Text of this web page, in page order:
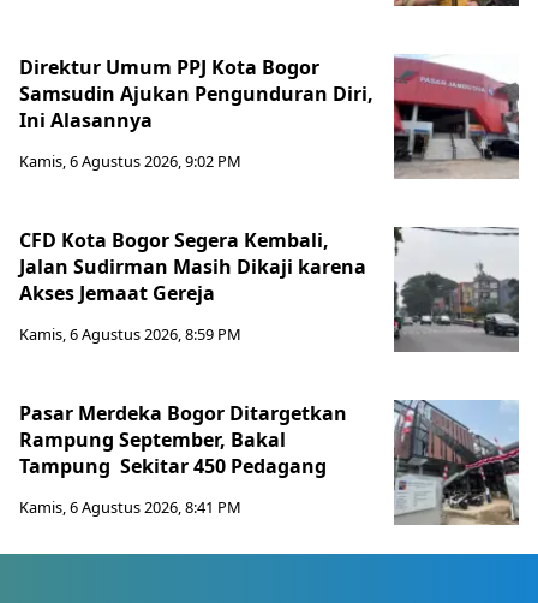
Direktur Umum PPJ Kota Bogor
Samsudin Ajukan Pengunduran Diri,
Ini Alasannya
Kamis, 6 Agustus 2026, 9:02 PM
CFD Kota Bogor Segera Kembali,
Jalan Sudirman Masih Dikaji karena
Akses Jemaat Gereja
Kamis, 6 Agustus 2026, 8:59 PM
Pasar Merdeka Bogor Ditargetkan
Rampung September, Bakal
Tampung Sekitar 450 Pedagang
Kamis, 6 Agustus 2026, 8:41 PM